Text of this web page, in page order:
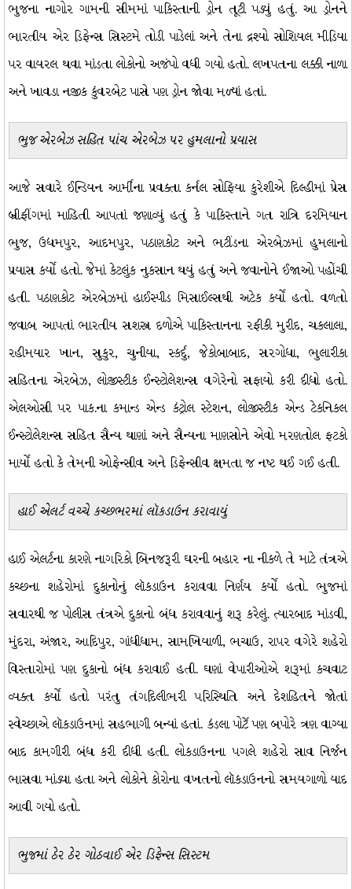
ભુજના નાગોર ગામની સીમમાં પાકિસ્તાની ડ્રોન તૂટી પડ્યું હતું. આ ડ્રોનને
ભારતીય એર ડિફેન્સ સિસ્ટમે તોડી પાડેલાં અને તેના દ્રશ્યો સોશિયલ મીડિયા
પર વાયરલ થવા માંડતા લોકોનો અજંપો વધી ગયો હતો. લખપતના લક્કી નાળા
અને ખાવડા નજીક કુંવરબેટ પાસે પણ ડ્રોન જોવા મળ્યાં હતાં.
ભુજ એરબેઝ સહિત પાંચ એરબેઝ પર હુમલાનો પ્રયાસ
આજે સવારે ઈન્ડિયન આર્મીના પ્રવક્તા કર્નલ સોફિયા કુરેશીએ દિલ્હીમાં પ્રેસ
બ્રીફીંગમાં માહિતી આપતાં જણાવ્યું હતું કે પાકિસ્તાને ગત રાત્રિ દરમિયાન
ભુજ, ઉધમપુર, આદમપુર, પઠાણકોટ અને ભટીંડના એરબેઝમાં હુમલાનો
પ્રયાસ કર્યો હતો. જેમાં કેટલુંક નુકસાન થયું હતું અને જવાનોને ઈજાઓ પહોંચી
હતી. પઠાણકોટ એરબેઝમાં હાઈસ્પીડ મિસાઈલ્સથી અટેક કર્યો હતો. વળતો
જવાબ આપતાં ભારતીય સશસ્ત્ર દળોએ પાકિસ્તાનના રફીકી મુરીદ, ચકલાલા,
રહીમયાર ખાન, સુકુર, ચુનીયા, સ્કર્દુ, જેકોબાબાદ, સરગોધા, ભુલારીકા
સહિતના એરબેઝ, લોજીસ્ટીક ઈન્સ્ટોલેશન્સ વગેરેનો સફાયો કરી દીધો હતો.
એલઓસી પર પાક.ના કમાન્ડ એન્ડ કંટ્રોલ સ્ટેશન, લોજીસ્ટીક એન્ડ ટેકનિકલ
ઈન્સ્ટોલેશન્સ સહિત સૈન્ય થાણાં અને સૈન્યના માણસોને એવો મરણતોલ ફટકો
માર્યો હતો કે તેમની ઓફેન્સીવ અને ડિફેન્સીવ ક્ષમતા જ નષ્ટ થઈ ગઈ હતી.
હાઈ એલર્ટ વચ્ચે કચ્છભરમાં લૉકડાઉન કરાવાયું
હાઈ એલર્ટના કારણે નાગરિકો બિનજરૂરી ઘરની બહાર ના નીકળે તે માટે તંત્રએ
કચ્છના શહેરોમાં દુકાનોનું લૉકડાઉન કરાવવા નિર્ણય કર્યો હતો. ભુજમાં
સવારથી જ પોલીસ તંત્રએ દુકાનો બંધ કરાવવાનું શરૂ કરેલું. ત્યારબાદ માંડવી,
મુંદરા, અંજાર, આદિપુર, ગાંધીધામ, સામખિયાળી, ભચાઉ, રાપર વગેરે શહેરો
વિસ્તારોમાં પણ દુકાનો બંધ કરાવાઈ હતી. ઘણાં વેપારીઓએ શરૂમાં કચવાટ
વ્યક્ત કર્યો હતો પરંતુ તંગદિલીભરી પરિસ્થિતિ અને દેશહિતને જોતાં
સ્વેચ્છાએ લૉકડાઉનમાં સહભાગી બન્યાં હતાં. કંડલા પોર્ટે પણ બપોરે ત્રણ વાગ્યા
બાદ કામગીરી બંધ કરી દીધી હતી. લોકડાઉનના પગલે શહેરો સાવ નિર્જન
ભાસવા માંડ્યા હતા અને લોકોને કોરોના વખતનો લૉકડાઉનનો સમયગાળો યાદ
આવી ગયો હતો.
ભુજમાં ઠેર ઠેર ગોઠવાઈ એર ડિફેન્સ સિસ્ટમ